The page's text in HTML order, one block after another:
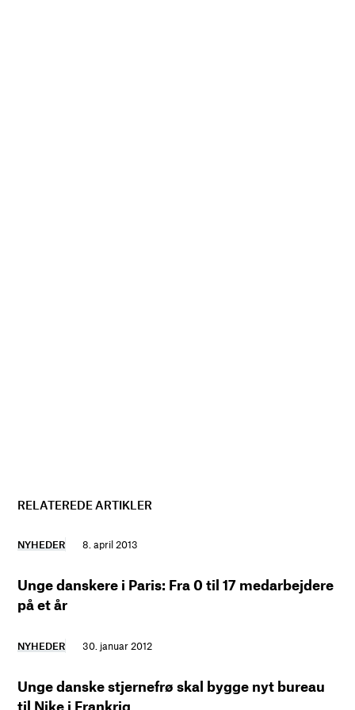
RELATEREDE ARTIKLER
NYHEDER 8. april 2013
Unge danskere i Paris: Fra 0 til 17 medarbejdere
på et år
NYHEDER 30. januar 2012
Unge danske stjernefrø skal bygge nyt bureau
til Nike i Frankrig